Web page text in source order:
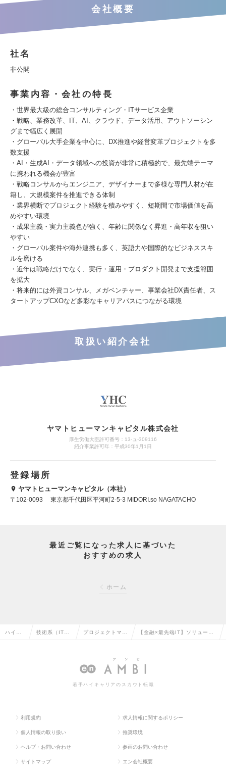
会社概要
社名
非公開
事業内容・会社の特長
・世界最大級の総合コンサルティング・ITサービス企業
・戦略、業務改革、IT、AI、クラウド、データ活用、アウトソーシン
グまで幅広く展開
・グローバル大手企業を中心に、DX推進や経営変革プロジェクトを多
数支援
・AI・生成AI・データ領域への投資が非常に積極的で、最先端テーマ
に携われる機会が豊富
・戦略コンサルからエンジニア、デザイナーまで多様な専門人材が在
籍し、大規模案件を推進できる体制
・業界横断でプロジェクト経験を積みやすく、短期間で市場価値を高
めやすい環境
・成果主義・実力主義色が強く、年齢に関係なく昇進・高年収を狙い
やすい
・グローバル案件や海外連携も多く、英語力や国際的なビジネススキ
ルを磨ける
・近年は戦略だけでなく、実行・運用・プロダクト開発まで支援範囲
を拡大
・将来的には外資コンサル、メガベンチャー、事業会社DX責任者、ス
タートアップCXOなど多彩なキャリアパスにつながる環境
取扱い紹介会社
ヤマトヒューマンキャピタル株式会社
厚生労働大臣許可番号：13-ュ-309116
紹介事業許可年：平成30年1月1日
登録場所
ヤマトヒューマンキャピタル（本社）
〒102-0093 東京都千代田区平河町2-5-3 MIDORI.so NAGATACHO
最近ご覧になった求人に基づいた
おすすめの求人
ホーム
ハイク 技術系（IT・ プロジェクトマネ
系）の転職
【金融×最先端IT】ソリューシ
SS）の求人情報
若手ハイキャリアのスカウト転職
利用規約 求人情報に関するポリシー
個人情報の取り扱い 推奨環境
ヘルプ・お問い合わせ 参画のお問い合わせ
サイトマップ エン会社概要